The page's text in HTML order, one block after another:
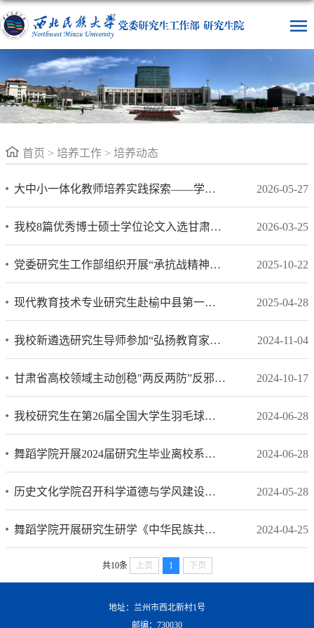
首页 > 培养工作 > 培养动态
大中小一体化教师培养实践探索——学校举办教育硕士导师培训暨研究生实践交流活动 2026-05-27
我校8篇优秀博士硕士学位论文入选甘肃省优秀学位论文 2026-03-25
党委研究生工作部组织开展“承抗战精神之魂 聚民族同心之力”主题研学实践活动 2025-10-22
现代教育技术专业研究生赴榆中县第一中学开展信息科技课程研学活动 2025-04-28
我校新遴选研究生导师参加“弘扬教育家精神、争做‘四有’好导师”研究生导师岗前... 2024-11-04
甘肃省高校领域主动创稳"两反两防”反邪教知识竞赛今天下午在兰举行 2024-10-17
我校研究生在第26届全国大学生羽毛球锦标赛、甘肃省第三届大学生羽毛球锦标赛中再... 2024-06-28
舞蹈学院开展2024届研究生毕业离校系列教育活动 2024-06-28
历史文化学院召开科学道德与学风建设专题组会 2024-05-28
舞蹈学院开展研究生研学《中华民族共同体概论》教材系列活动 2024-04-25
共10条 上页 1 下页
地址：兰州市西北新村1号
邮编：730030